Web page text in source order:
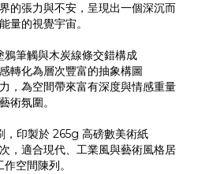
的張力與不安，呈現出一個深沉而
量的視覺宇宙。
鴉筆觸與木炭線條交錯構成
轉化為層次豐富的抽象構圖
，為空間帶來富有深度與情感重量
術氛圍。
，印製於 265g 高磅數美術紙
，適合現代、工業風與藝術風格居
空間陳列。